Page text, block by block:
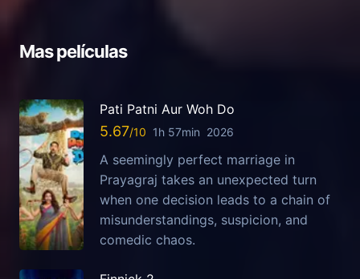
Mas películas
Pati Patni Aur Woh Do
5.67 1h 57min 2026
A seemingly perfect marriage in
Prayagraj takes an unexpected turn
when one decision leads to a chain of
misunderstandings, suspicion, and
comedic chaos.